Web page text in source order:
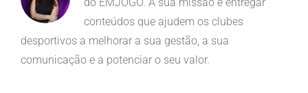
conteúdos que ajudem os clubes
desportivos a melhorar a sua gestão, a sua
comunicação e a potenciar o seu valor.